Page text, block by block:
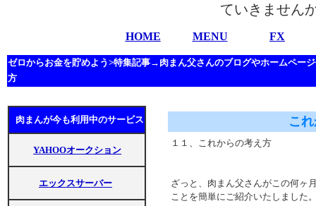
ていきません
HOME MENU FX
ゼロからお金を貯めよう>特集記事→肉まん父さんのブログやホームペー
方
肉まんが今も利用中のサービス
YAHOOオークション
エックスサーバー
こ
１１、これからの考え方
ざっと、肉まん父さんがこの何ヶ
ことを簡単にご紹介いたしまし